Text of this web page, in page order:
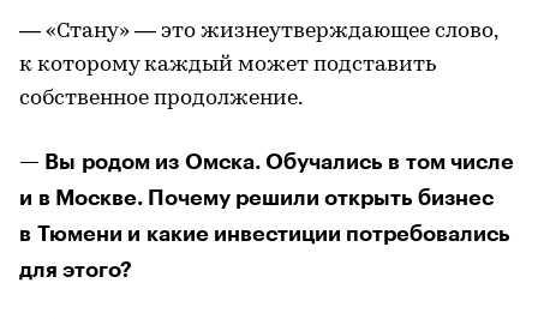
— «Стану» — это жизнеутверждающее слово,
к которому каждый может подставить
собственное продолжение.
— Вы родом из Омска. Обучались в том числе
и в Москве. Почему решили открыть бизнес
в Тюмени и какие инвестиции потребовались
для этого?